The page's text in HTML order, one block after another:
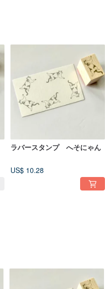
ラバースタンプ へそにゃん
US$ 10.28